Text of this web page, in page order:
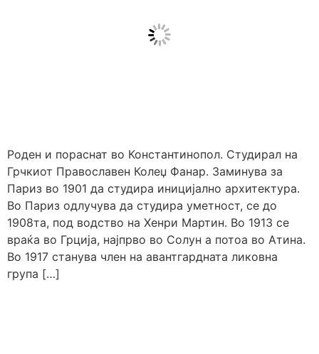
Роден и пораснат во Константинопол. Студирал на
Грчкиот Православен Колеџ Фанар. Заминува за
Париз во 1901 да студира иницијално архитектура.
Во Париз одлучува да студира уметност, се до
1908та, под водство на Хенри Мартин. Во 1913 се
враќа во Грција, најпрво во Солун а потоа во Атина.
Во 1917 станува член на авантгардната ликовна
група […]